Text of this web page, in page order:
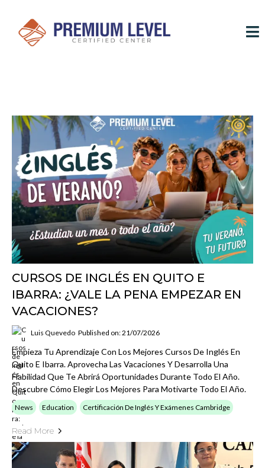
CURSOS DE INGLÉS EN QUITO E
IBARRA: ¿VALE LA PENA EMPEZAR EN
VACACIONES?
Luis Quevedo Published on: 21/07/2026
Empieza Tu Aprendizaje Con Los Mejores Cursos De Inglés En
Quito E Ibarra. Aprovecha Las Vacaciones Y Desarrolla Una
Habilidad Que Te Abrirá Oportunidades Durante Todo El Año.
Descubre Cómo Elegir Los Mejores Para Motivarte Todo El Año.
News Education Certificación De Inglés Y Exámenes Cambridge
Read More